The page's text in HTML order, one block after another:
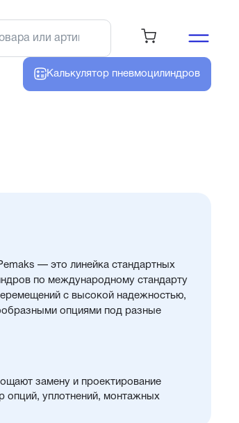
Калькулятор пневмоцилиндров
— это линейка стандартных
по международному стандарту
с высокой надежностью,
опциями под разные
замену и проектирование
опций, уплотнений, монтажных